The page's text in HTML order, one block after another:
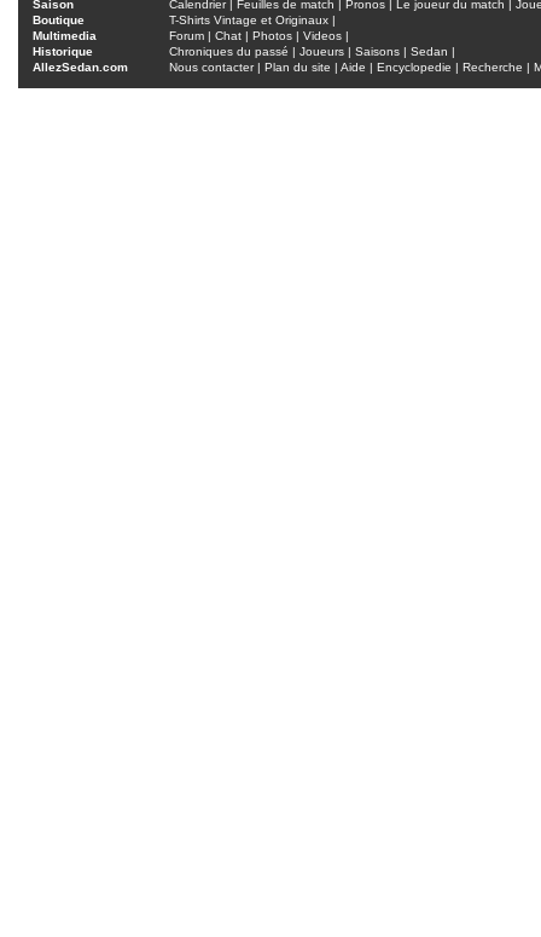
Saison Calendrier| Feuilles de match Pronos Le joueur du match
Boutique
T-Shirts Vintage et Originaux |
Multimedia
Forum | Chat | Photos | Videos |
Historique
Chroniques du passé | Joueurs | Saisons | Sedan |
AllezSedan.com
Nous contacter| Plan du site | Aide | Encyclopedie | Recherche |